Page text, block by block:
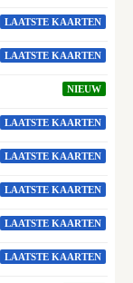
LAATSTE KAARTEN
LAATSTE KAARTEN
NIEUW
LAATSTE KAARTEN
LAATSTE KAARTEN
LAATSTE KAARTEN
LAATSTE KAARTEN
LAATSTE KAARTEN